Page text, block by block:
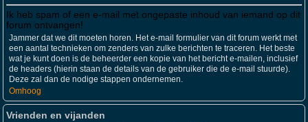
Ik heb spam of een e-mail met ongepaste inhoud van iemand op dit
forum ontvangen!
Jammer dat we dit moeten horen. Het e-mail formulier van dit forum werkt met
een aantal technieken om zenders van zulke berichten te traceren. Het beste
wat je kunt doen is de beheerder een kopie van het bericht e-mailen, inclusief
de headers (hierin staan de details van de gebruiker die de e-mail stuurde).
Deze zal dan de nodige stappen ondernemen.
Omhoog
Vrienden en vijanden